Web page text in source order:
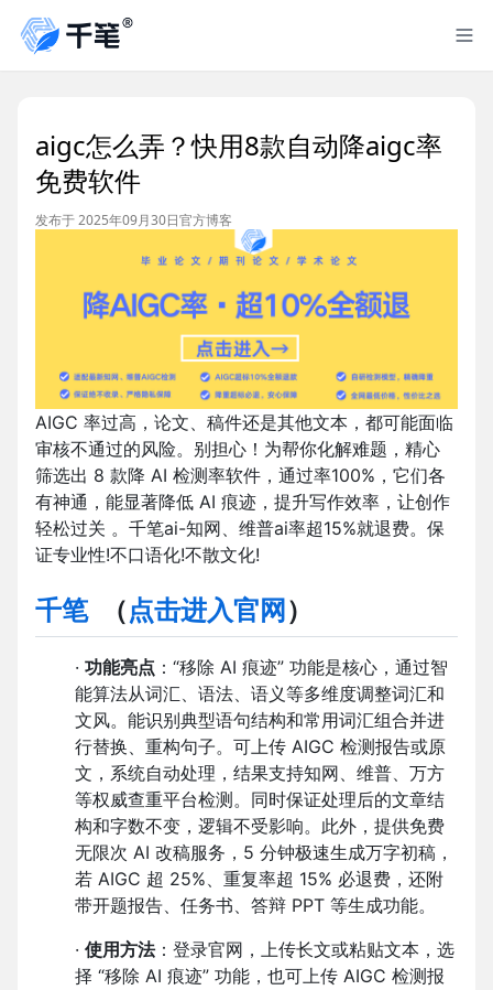
aigc怎么弄？快用8款自动降aigc率
免费软件
发布于 2025年09月30日官方博客
AIGC 率过高，论文、稿件还是其他文本，都可能面临
审核不通过的风险。别担心！为帮你化解难题，精心
筛选出 8 款降 AI 检测率软件，通过率100%，它们各
有神通，能显著降低 AI 痕迹，提升写作效率，让创作
轻松过关 。千笔ai-知网、维普ai率超15%就退费。保
证专业性!不口语化!不散文化!
千笔（点击进入官网 ）
· 功能亮点 ：“移除 AI 痕迹” 功能是核心，通过智
能算法从词汇、语法、语义等多维度调整词汇和
文风。能识别典型语句结构和常用词汇组合并进
行替换、重构句子。可上传 AIGC 检测报告或原
文，系统自动处理，结果支持知网、维普、万方
等权威查重平台检测。同时保证处理后的文章结
构和字数不变，逻辑不受影响。此外，提供免费
无限次 AI 改稿服务，5 分钟极速生成万字初稿，
若 AIGC 超 25%、重复率超 15% 必退费，还附
带开题报告、任务书、答辩 PPT 等生成功能。
· 使用方法：登录官网，上传长文或粘贴文本，选
择 “移除 AI 痕迹” 功能，也可上传 AIGC 检测报